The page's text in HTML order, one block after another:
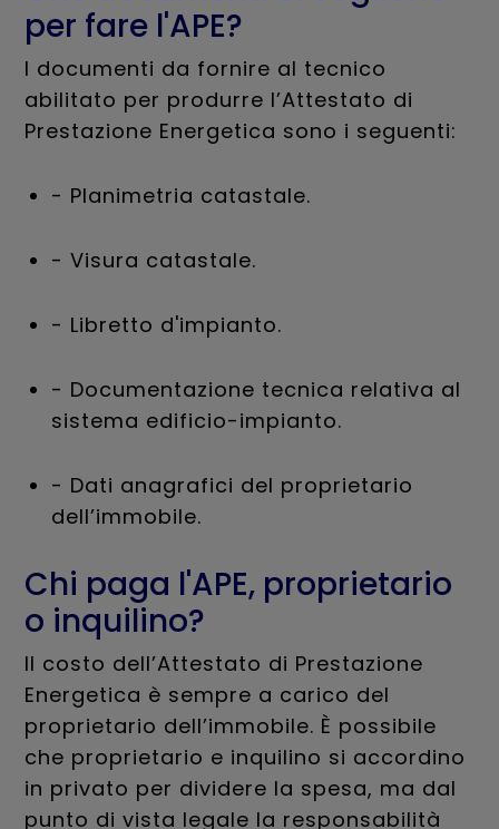
per fare l'APE?
I documenti da fornire al tecnico
abilitato per produrre l’Attestato di
Prestazione Energetica sono i seguenti:
- Planimetria catastale.
- Visura catastale.
- Libretto d'impianto.
- Documentazione tecnica relativa al
sistema edificio-impianto.
- Dati anagrafici del proprietario
dell’immobile.
Chi paga l'APE, proprietario
o inquilino?
Il costo dell’Attestato di Prestazione
Energetica è sempre a carico del
proprietario dell’immobile. È possibile
che proprietario e inquilino si accordino
in privato per dividere la spesa, ma dal
punto di vista legale la responsabilità